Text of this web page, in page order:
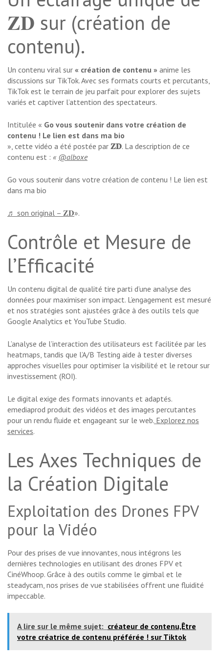
𝐙𝐃 sur (création de
contenu).
Un contenu viral sur « création de contenu » anime les
discussions sur TikTok. Avec ses formats courts et percutants,
TikTok est le terrain de jeu parfait pour explorer des sujets
variés et captiver l’attention des spectateurs.
Intitulée « Go vous soutenir dans votre création de
contenu ! Le lien est dans ma bio
», cette vidéo a été postée par 𝐙𝐃. La description de ce
contenu est : « @alboxe
Go vous soutenir dans votre création de contenu ! Le lien est
dans ma bio
♬ son original – 𝐙𝐃».
Contrôle et Mesure de
l’Efficacité
Un contenu digital de qualité tire parti d’une analyse des
données pour maximiser son impact. L’engagement est mesuré
et nos stratégies sont ajustées grâce à des outils tels que
Google Analytics et YouTube Studio.
L’analyse de l’interaction des utilisateurs est facilitée par les
heatmaps, tandis que l’A/B Testing aide à tester diverses
approches visuelles pour optimiser la visibilité et le retour sur
investissement (ROI).
Le digital exige des formats innovants et adaptés.
emediaprod produit des vidéos et des images percutantes
pour un rendu fluide et engageant sur le web. Explorez nos
services.
Les Axes Techniques de
la Création Digitale
Exploitation des Drones FPV
pour la Vidéo
Pour des prises de vue innovantes, nous intégrons les
dernières technologies en utilisant des drones FPV et
CinéWhoop. Grâce à des outils comme le gimbal et le
steadycam, nos prises de vue stabilisées offrent une fluidité
impeccable.
A lire sur le même sujet: créateur de contenu,Être
votre créatrice de contenu préférée ! sur Tiktok